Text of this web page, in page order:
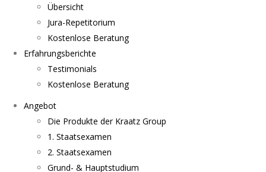
Übersicht
Jura-Repetitorium
Kostenlose Beratung
Erfahrungsberichte
Testimonials
Kostenlose Beratung
Angebot
Die Produkte der Kraatz Group
1. Staatsexamen
2. Staatsexamen
Grund- & Hauptstudium